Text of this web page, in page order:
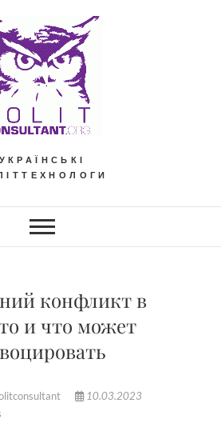
УКРАЇНСЬКІ
конфликт в
и что может
10.03.2023